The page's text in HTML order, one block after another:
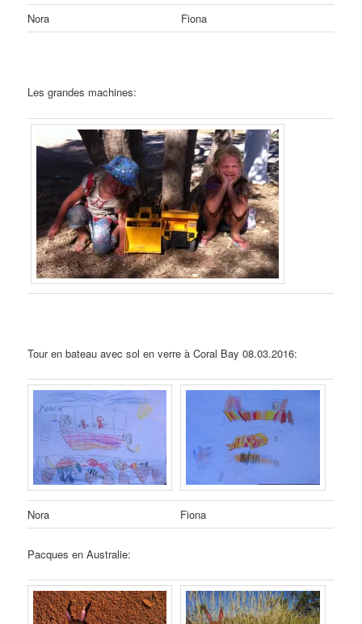
Nora Fiona
Les grandes machines:
Tour en bateau avec sol en verre à Coral Bay 08.03.2016:
Nora Fiona
Pacques en Australie: